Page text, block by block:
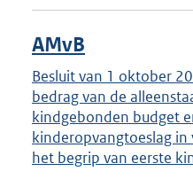
AMvB
Besluit van 1 oktober
bedrag van de
kindgebonden budget
kinderopvangtoeslag in
het begrip van eerste